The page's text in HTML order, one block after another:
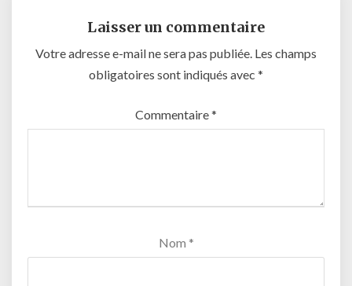
Laisser un commentaire
Votre adresse e-mail ne sera pas publiée. Les champs
obligatoires sont indiqués avec *
Commentaire*
Nom *